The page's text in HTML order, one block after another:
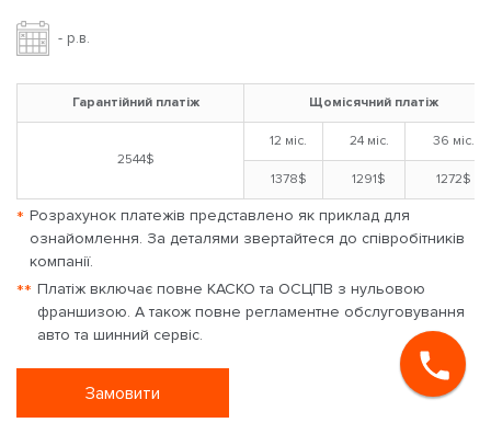
- р.в.
Гарантійний платіж Щомісячний платіж
2544$
12 міс. 24 міс. 36 міс.
1378$ 1291$ 1272$
* Розрахунок платежів представлено як приклад для
ознайомлення. За деталями звертайтеся до співробітників
компанії.
** Платіж включає повне КАСКО та ОСЦПВ з нульовою
франшизою. А також повне регламентне обслуговування
авто та шинний сервіс.
Замовити